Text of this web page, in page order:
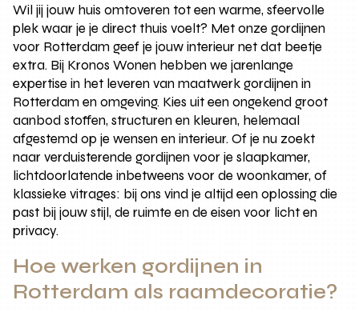
Wil jij jouw huis omtoveren tot een warme, sfeervolle
plek waar je je direct thuis voelt? Met onze gordijnen
voor Rotterdam geef je jouw interieur net dat beetje
extra. Bij Kronos Wonen hebben we jarenlange
expertise in het leveren van maatwerk gordijnen in
Rotterdam en omgeving. Kies uit een ongekend groot
aanbod stoffen, structuren en kleuren, helemaal
afgestemd op je wensen en interieur. Of je nu zoekt
naar verduisterende gordijnen voor je slaapkamer,
lichtdoorlatende inbetweens voor de woonkamer, of
klassieke vitrages: bij ons vind je altijd een oplossing die
past bij jouw stijl, de ruimte en de eisen voor licht en
privacy.
Hoe werken gordijnen in
Rotterdam als raamdecoratie?